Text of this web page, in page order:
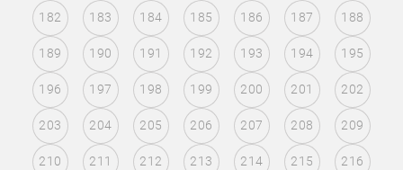
182 183 184 185 186 187 188
189 190 191 192 193 194 195
196 197 198 199 200 201 202
203 204 205 206 207 208 209
210 211 212 213 214 215 216